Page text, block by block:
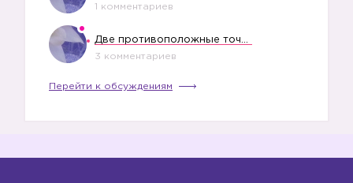
1 комментариев
3 комментариев
Перейти к обсуждениям